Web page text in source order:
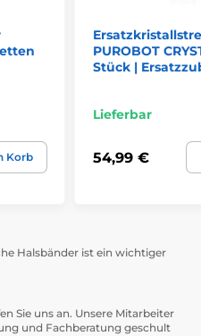
Die Bilder dienen nur
Korb
PUROBOT
Stück |
Lieferbar
54,99 €
Halsbänder ist ein wichtiger
Sie uns an. Unsere Mitarbeiter
und Fachberatung geschult